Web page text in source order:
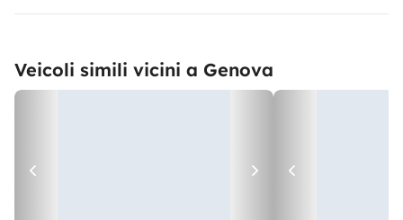
Veicoli simili vicini a Genova